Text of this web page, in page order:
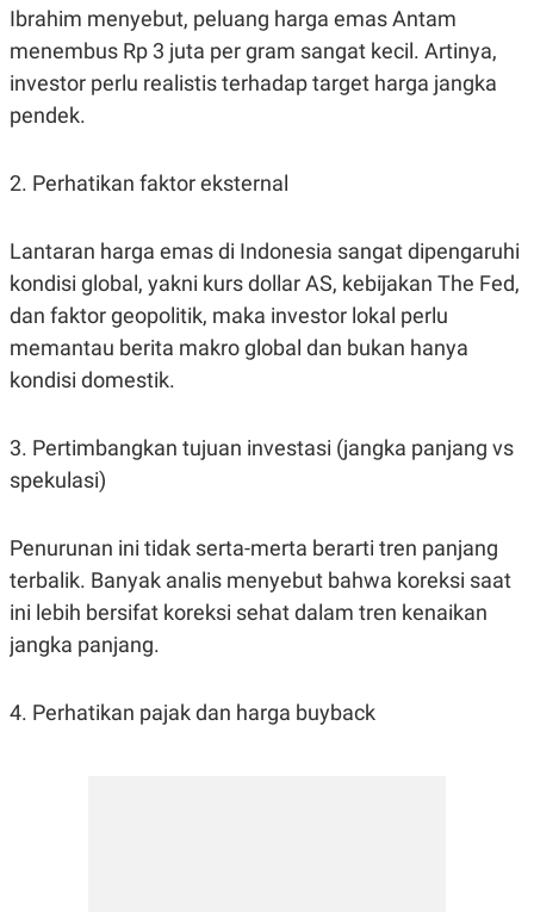
Ibrahim menyebut, peluang harga emas Antam
menembus Rp 3 juta per gram sangat kecil. Artinya,
investor perlu realistis terhadap target harga jangka
pendek.
2. Perhatikan faktor eksternal
Lantaran harga emas di Indonesia sangat dipengaruhi
kondisi global, yakni kurs dollar AS, kebijakan The Fed,
dan faktor geopolitik, maka investor lokal perlu
memantau berita makro global dan bukan hanya
kondisi domestik.
3. Pertimbangkan tujuan investasi (jangka panjang vs
spekulasi)
Penurunan ini tidak serta-merta berarti tren panjang
terbalik. Banyak analis menyebut bahwa koreksi saat
ini lebih bersifat koreksi sehat dalam tren kenaikan
jangka panjang.
4. Perhatikan pajak dan harga buyback